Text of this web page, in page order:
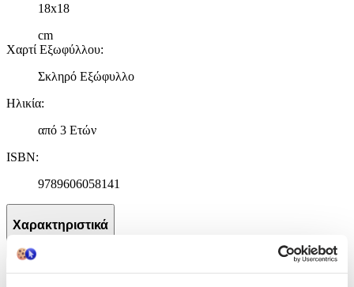
18x18
cm
Χαρτί Εξωφύλλου:
Σκληρό Εξώφυλλο
Ηλικία:
από 3 Ετών
ISBN:
9789606058141
Χαρακτηριστικά